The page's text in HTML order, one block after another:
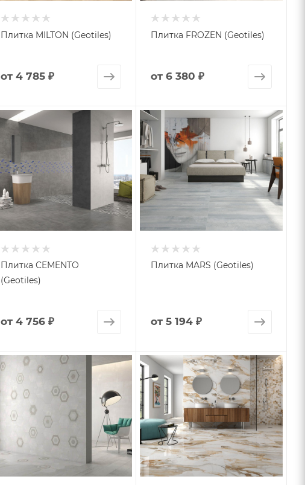
Плитка MILTON (Geotiles)
от 4 785 ₽
Плитка FROZEN (Geotiles)
от6 380 ₽
Плитка CEMENTO
(Geotiles)
от 4 756 ₽
Плитка MARS (Geotiles)
от5 194 ₽